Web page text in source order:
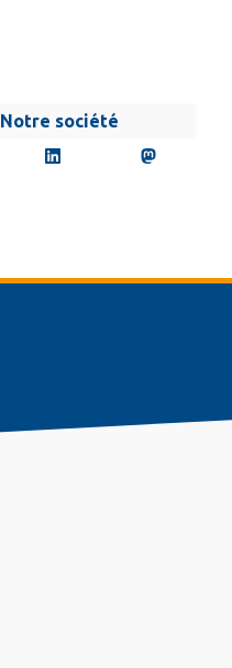
Notre société